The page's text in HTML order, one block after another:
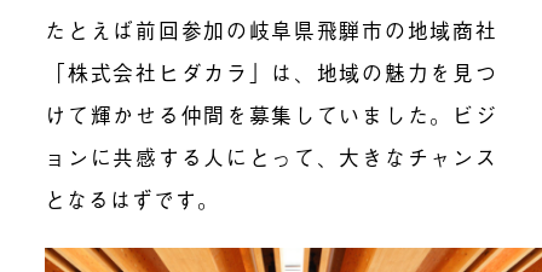
たとえば前回参加の岐阜県飛騨市の地域商社
「株式会社ヒダカラ」は、地域の魅力を見つ
けて輝かせる仲間を募集していました。ビジ
ョンに共感する人にとって、大きなチャンス
となるはずです。